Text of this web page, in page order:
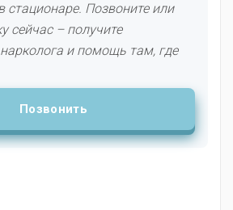
стационаре. Позвоните или
сейчас – получите
и помощь там, где
Позвонить